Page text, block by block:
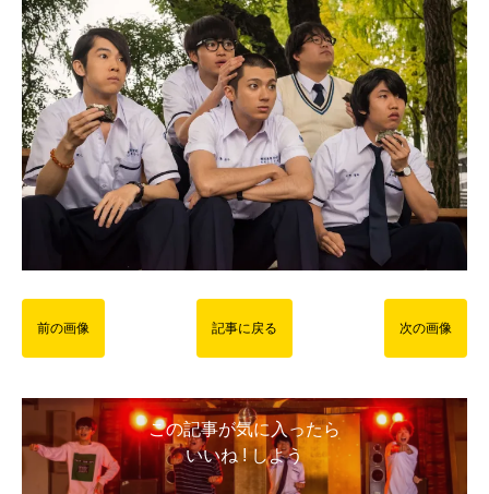
前の画像 記事に戻る 次の画像
この記事が気に入ったら
いいね ! しよう